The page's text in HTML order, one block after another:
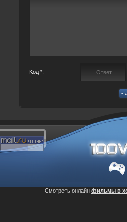
Код *:
Смотреть онлайн фильмы в